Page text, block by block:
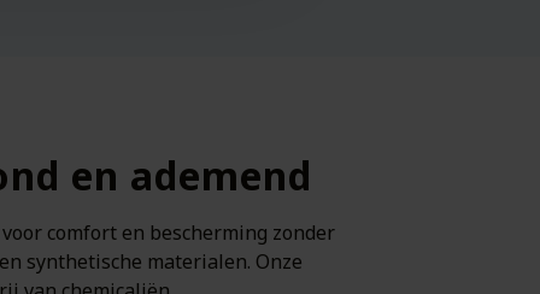
en ademend
comfort en bescherming zonder
synthetische materialen. Onze